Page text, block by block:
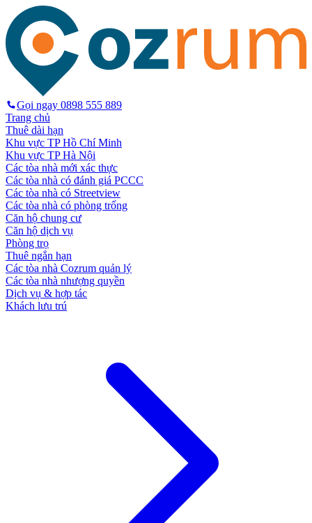
Gọi ngay 0898 555 889
Trang chủ
Thuê dài hạn
Khu vực TP Hồ Chí Minh
Khu vực TP Hà Nội
Các tòa nhà mới xác thực
Các tòa nhà có đánh giá PCCC
Các tòa nhà có Streetview
Các tòa nhà có phòng trống
Căn hộ chung cư
Căn hộ dịch vụ
Phòng trọ
Thuê ngắn hạn
Các tòa nhà Cozrum quản lý
Các tòa nhà nhượng quyền
Dịch vụ & hợp tác
Khách lưu trú